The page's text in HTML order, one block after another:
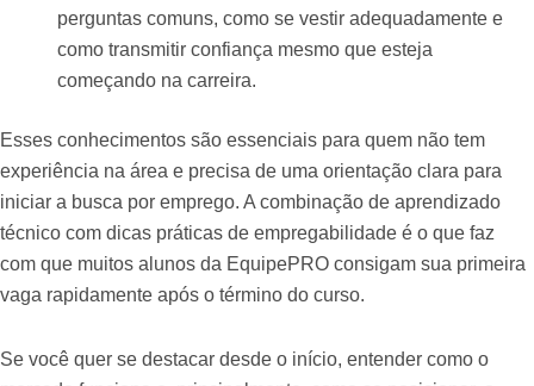
perguntas comuns, como se vestir adequadamente e
como transmitir confiança mesmo que esteja
começando na carreira.
Esses conhecimentos são essenciais para quem não tem
experiência na área e precisa de uma orientação clara para
iniciar a busca por emprego. A combinação de aprendizado
técnico com dicas práticas de empregabilidade é o que faz
com que muitos alunos da EquipePRO consigam sua primeira
vaga rapidamente após o término do curso.
Se você quer se destacar desde o início, entender como o